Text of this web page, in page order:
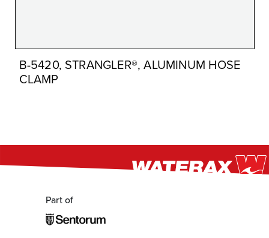
B-5420, STRANGLER®, ALUMINUM HOSE
CLAMP
Part of